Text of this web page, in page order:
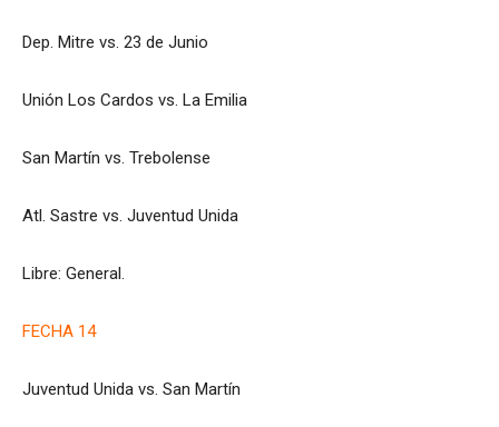
Dep. Mitre vs. 23 de Junio
Unión Los Cardos vs. La Emilia
San Martín vs. Trebolense
Atl. Sastre vs. Juventud Unida
Libre: General.
FECHA 14
Juventud Unida vs. San Martín